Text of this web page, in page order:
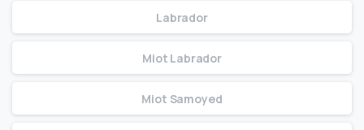
Labrador
Miot Labrador
Miot Samoyed